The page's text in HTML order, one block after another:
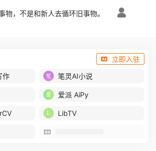
物，不是和新人去循环旧事物。
立即入驻
作 笔灵AI小说
爱派 AiPy
LibTV